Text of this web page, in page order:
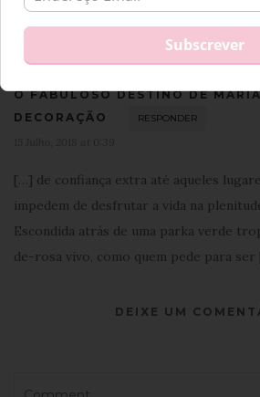
MARIA AMÉLIA
26 Janeiro, 2016 at 17:32
Obrigada pela visita!
O FABULOSO DESTINO DE
DECORAÇÃO
RESPONDER
[…] de confiança extra até aqueles
impedem de desfrutar a vida na
Escondida atrás de uma parka verde
de-rosa vivo, como quem pede para
DEIXE UM